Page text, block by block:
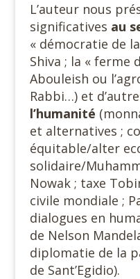
L’auteur nous
significatives au
« démocratie de
Shiva ; la « ferme
Abouleish ou
Rabbi…) et
l’humanité
et alternatives ;
équitable/alter
solidaire/
Nowak ; taxe
civile mondiale ;
dialogues en
de Nelson
diplomatie de la
de Sant’Egidio).